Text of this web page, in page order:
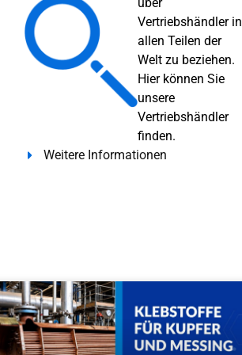
Vertriebshändler in
allen Teilen der
Welt zu beziehen.
Hier können Sie
unsere
Vertriebshändler
finden.
Weitere Informationen